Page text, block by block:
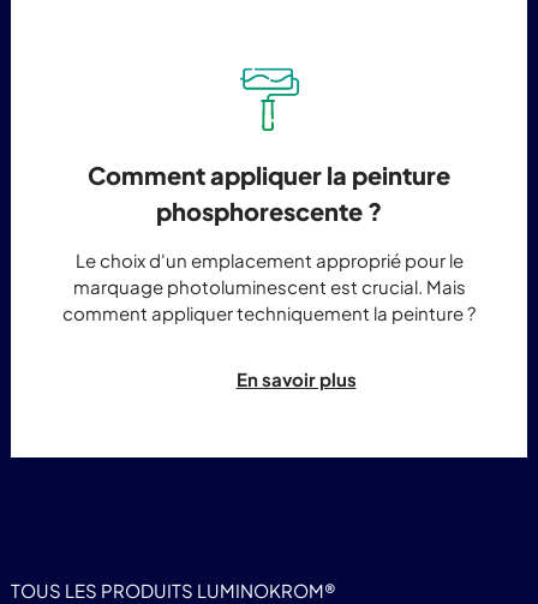
Comment appliquer la peinture
phosphorescente ?
Le choix d'un emplacement approprié pour le
marquage photoluminescent est crucial. Mais
comment appliquer techniquement la peinture ?
En savoir plus
TOUS LES PRODUITS LUMINOKROM®